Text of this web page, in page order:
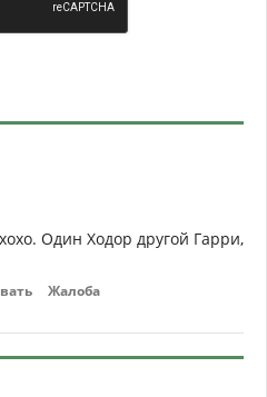
Один Ходор другой Гарри,
Жалоба